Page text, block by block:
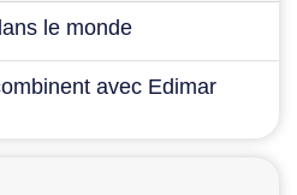
le monde
avec Edimar